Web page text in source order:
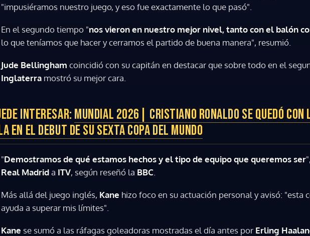
"impusiéramos nuestro juego, y eso fue exactamente lo que pasó".
En el segundo tiempo "nos vieron en nuestro mejor nivel, tanto con el balón
lo que teníamos que hacer y cerramos el partido de buena manera", resumió.
Jude Bellingham coincidió con su capitán en destacar que sobre todo en el
Inglaterra mostró su mejor cara.
INTERESAR: MUNDIAL 2026| CRISTIANO RONALDO SE QUEDÓ CON
EN EL DEBUT DE SU SEXTA COPA DEL MUNDO
"Demostramos de qué estamos hechos y el tipo de equipo que queremos ser
Real Madrida ITV, según reseñó la BBC.
Más allá del juego inglés, Kane hizo foco en su actuación personal y avisó: "esta
ayuda a superar mis límites".
Kane se sumó a las ráfagas goleadoras mostradas el día antes por Erling